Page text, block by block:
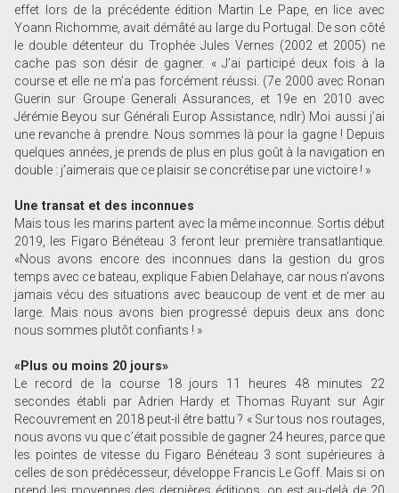
effet lors de la précédente édition Martin Le Pape, en lice avec
Yoann Richomme, avait démâté au large du Portugal. De son côté
le double détenteur du Trophée Jules Vernes (2002 et 2005) ne
cache pas son désir de gagner. « J’ai participé deux fois à la
course et elle ne m’a pas forcément réussi. (7e 2000 avec Ronan
Guerin sur Groupe Generali Assurances, et 19e en 2010 avec
Jérémie Beyou sur Générali Europ Assistance, ndlr) Moi aussi j’ai
une revanche à prendre. Nous sommes là pour la gagne ! Depuis
quelques années, je prends de plus en plus goût à la navigation en
double : j’aimerais que ce plaisir se concrétise par une victoire ! »
Une transat et des inconnues
Mais tous les marins partent avec la même inconnue. Sortis début
2019, les Figaro Bénéteau 3 feront leur première transatlantique.
«Nous avons encore des inconnues dans la gestion du gros
temps avec ce bateau, explique Fabien Delahaye, car nous n’avons
jamais vécu des situations avec beaucoup de vent et de mer au
large. Mais nous avons bien progressé depuis deux ans donc
nous sommes plutôt confiants ! »
«Plus ou moins 20 jours»
Le record de la course 18 jours 11 heures 48 minutes 22
secondes établi par Adrien Hardy et Thomas Ruyant sur Agir
Recouvrement en 2018 peut-il être battu ? « Sur tous nos routages,
nous avons vu que c’était possible de gagner 24 heures, parce que
les pointes de vitesse du Figaro Bénéteau 3 sont supérieures à
celles de son prédécesseur, développe Francis Le Goff. Mais si on